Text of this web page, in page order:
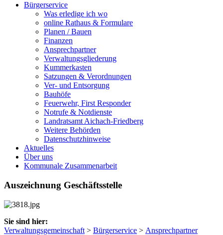
Bürgerservice
Was erledige ich wo
online Rathaus & Formulare
Planen / Bauen
Finanzen
Ansprechpartner
Verwaltungsgliederung
Kummerkasten
Satzungen & Verordnungen
Ver- und Entsorgung
Bauhöfe
Feuerwehr, First Responder
Notrufe & Notdienste
Landratsamt Aichach-Friedberg
Weitere Behörden
Datenschutzhinweise
Aktuelles
Über uns
Kommunale Zusammenarbeit
Auszeichnung Geschäftsstelle
Sie sind hier:
Verwaltungsgemeinschaft > Bürgerservice > Ansprechpartner